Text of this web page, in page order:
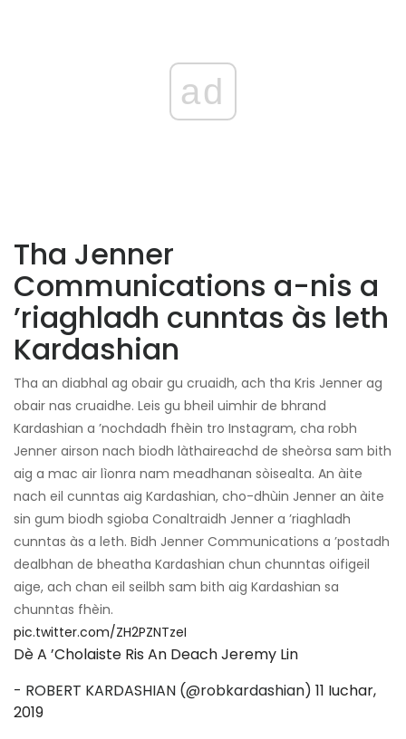
ad
Tha Jenner
Communications a-nis a
’riaghladh cunntas às leth
Kardashian
Tha an diabhal ag obair gu cruaidh, ach tha Kris Jenner ag
obair nas cruaidhe. Leis gu bheil uimhir de bhrand
Kardashian a ’nochdadh fhèin tro Instagram, cha robh
Jenner airson nach biodh làthaireachd de sheòrsa sam bith
aig a mac air lìonra nam meadhanan sòisealta. An àite
nach eil cunntas aig Kardashian, cho-dhùin Jenner an àite
sin gum biodh sgioba Conaltraidh Jenner a ’riaghladh
cunntas às a leth. Bidh Jenner Communications a ’postadh
dealbhan de bheatha Kardashian chun chunntas oifigeil
aige, ach chan eil seilbh sam bith aig Kardashian sa
chunntas fhèin.
pic.twitter.com/ZH2PZNTzeI
Dè A ’cholaiste Ris An Deach Jeremy Lin
- ROBERT KARDASHIAN (@robkardashian) 11 Iuchar,
2019